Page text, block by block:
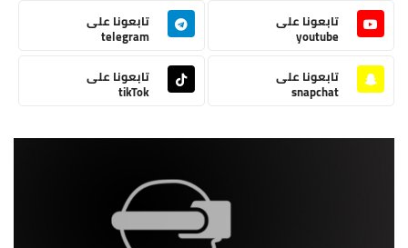
تابعونا على
youtube
تابعونا على
telegram
تابعونا على
snapchat
تابعونا على
tikTok